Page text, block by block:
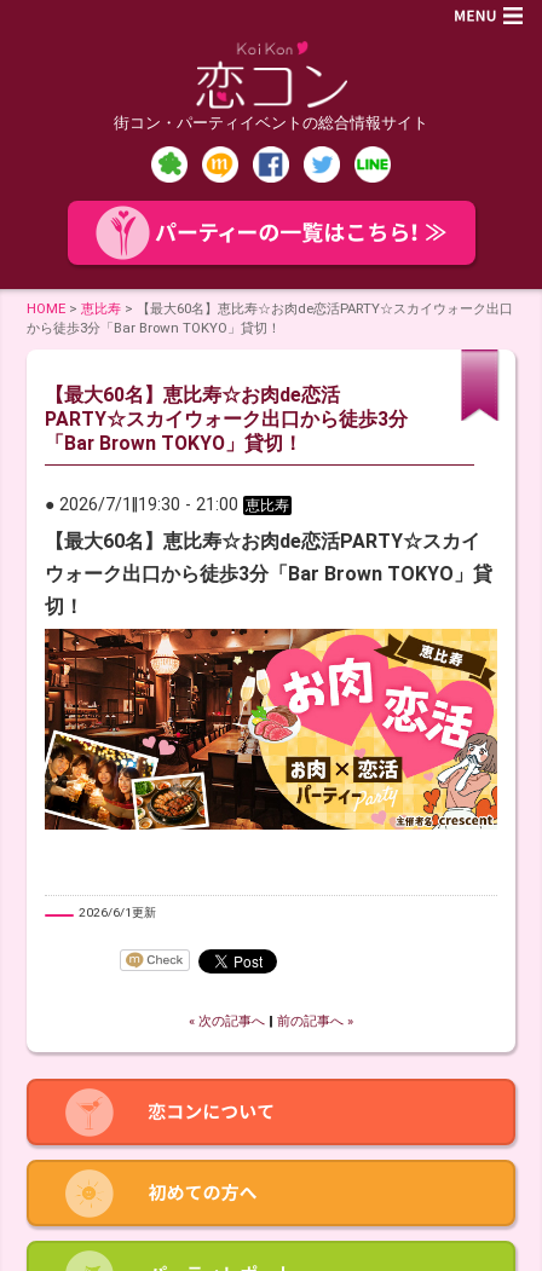
街コン・パーティイベントの総合情報サイト
HOME >恵比寿 >
【最大60名】恵比寿☆お肉de恋活PARTY☆スカイウォーク出口
から徒歩3分「Bar Brown TOKYO」貸切！
【最大60名】恵比寿☆お肉de恋活
PARTY☆スカイウォーク出口から徒歩3分
「Bar Brown TOKYO」貸切！
● 2026/7/1 19:30 - 21:00 恵比寿
【最大60名】恵比寿☆お肉de恋活PARTY☆スカイ
ウォーク出口から徒歩3分「Bar Brown TOKYO」貸
切！
2026/6/1更新
« 次の記事へ 前の記事へ »